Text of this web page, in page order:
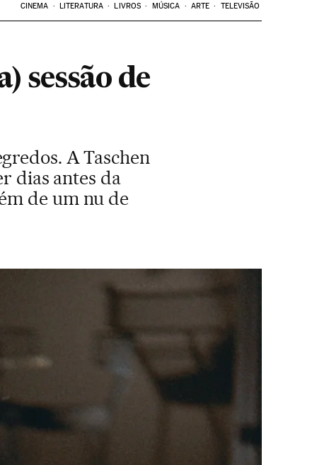
CINEMA LITERATURA LIVROS MÚSICA ARTE TELEVISÃO
sessão de
A Taschen
dias antes da
de um nu de